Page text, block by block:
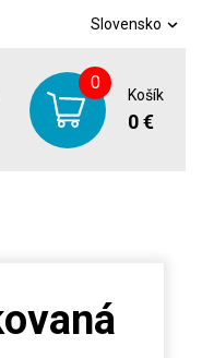
Slovensko
0
Košík
0 €